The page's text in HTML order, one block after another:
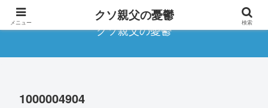
クソ親父の憂鬱
1000004904
メニュー クソ親父の憂鬱 検索